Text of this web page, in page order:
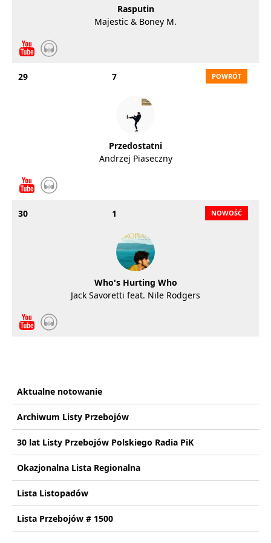
Rasputin
Majestic & Boney M.
29 7
Przedostatni
Andrzej Piaseczny
30 1
Who's Hurting Who
Jack Savoretti feat. Nile Rodgers
Aktualne notowanie
Archiwum Listy Przebojów
30 lat Listy Przebojów Polskiego Radia PiK
Okazjonalna Lista Regionalna
Lista Listopadów
Lista Przebojów # 1500